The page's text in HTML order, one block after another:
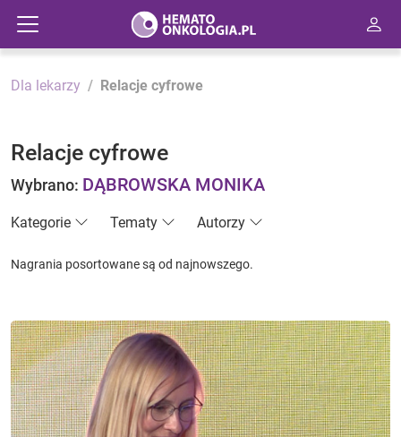
Dla lekarzy Relacje cyfrowe
Relacje cyfrowe
Wybrano: DĄBROWSKA MONIKA
Kategorie Tematy Autorzy
Nagrania posortowane są od najnowszego.